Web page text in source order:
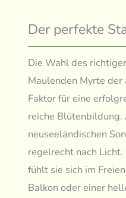
Der perfekte
Die Wahl des
Maulenden Myrte
Faktor für eine
reiche Blütenbildung.
neuseeländischen
regelrecht nach
fühlt sie sich im
Balkon oder einer